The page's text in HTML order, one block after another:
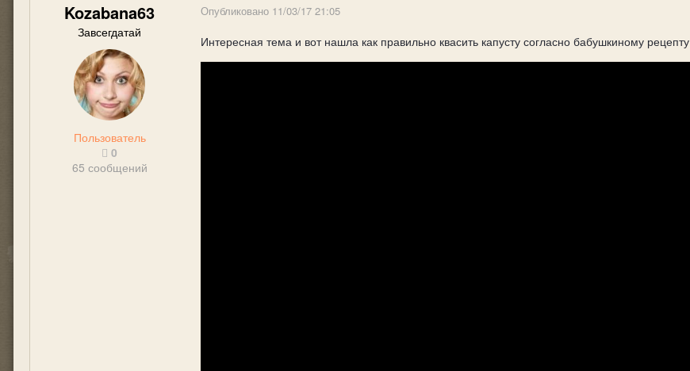
Kozabana63
Завсегдатай
Пользователь
0
65 сообщений
Опубликовано 11/03/17 21:05
Интересная тема и вот нашла как правильно квасить капусту согласно бабушкиному рецепту